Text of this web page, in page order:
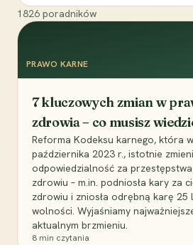
1826 poradników
PRAWO KARNE
7 kluczowych zmian w
zdrowia – co musisz
Reforma Kodeksu karnego, która
października 2023 r., istotnie
odpowiedzialność za
zdrowiu – m.in. podniosła kary za
zdrowiu i zniosła odrębną karę 25
wolności. Wyjaśniamy
aktualnym brzmieniu.
8 min czytania